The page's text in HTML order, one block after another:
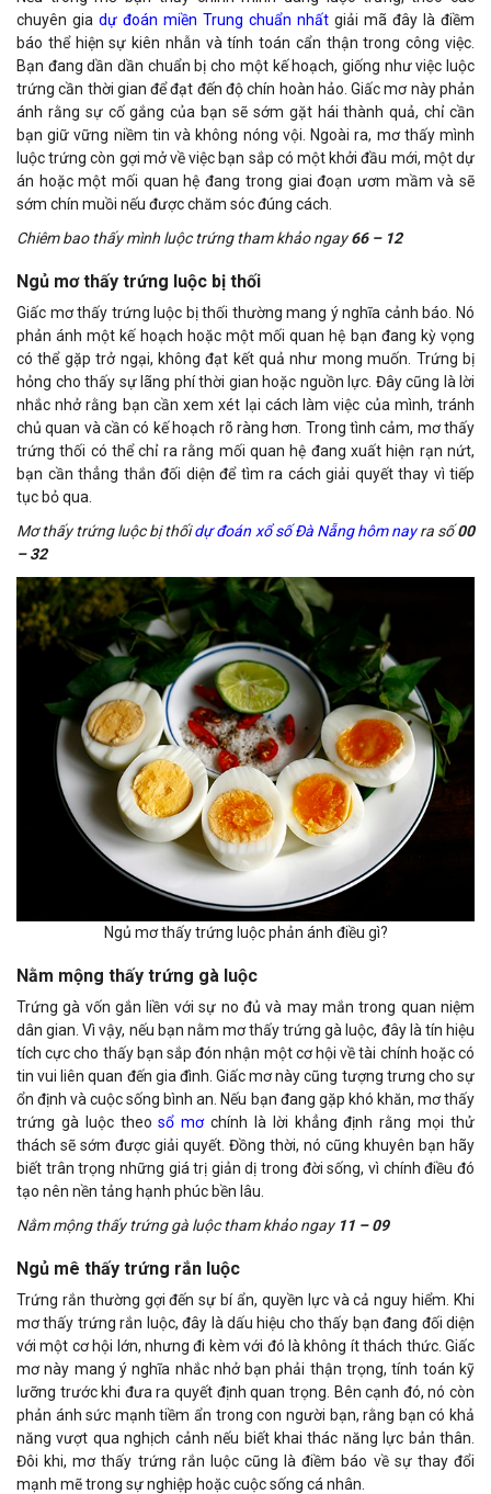
chuyên gia dự đoán miền Trung chuẩn nhất giải mã đây là điềm
báo thể hiện sự kiên nhẫn và tính toán cẩn thận trong công việc.
Bạn đang dần dần chuẩn bị cho một kế hoạch, giống như việc luộc
trứng cần thời gian để đạt đến độ chín hoàn hảo. Giấc mơ này phản
ánh rằng sự cố gắng của bạn sẽ sớm gặt hái thành quả, chỉ cần
bạn giữ vững niềm tin và không nóng vội. Ngoài ra, mơ thấy mình
luộc trứng còn gợi mở về việc bạn sắp có một khởi đầu mới, một dự
án hoặc một mối quan hệ đang trong giai đoạn ươm mầm và sẽ
sớm chín muồi nếu được chăm sóc đúng cách.
Chiêm bao thấy mình luộc trứng tham khảo ngay66 – 12
Ngủ mơ thấy trứng luộc bị thối
Giấc mơ thấy trứng luộc bị thối thường mang ý nghĩa cảnh báo. Nó
phản ánh một kế hoạch hoặc một mối quan hệ bạn đang kỳ vọng
có thể gặp trở ngại, không đạt kết quả như mong muốn. Trứng bị
hỏng cho thấy sự lãng phí thời gian hoặc nguồn lực. Đây cũng là lời
nhắc nhở rằng bạn cần xem xét lại cách làm việc của mình, tránh
chủ quan và cần có kế hoạch rõ ràng hơn. Trong tình cảm, mơ thấy
trứng thối có thể chỉ ra rằng mối quan hệ đang xuất hiện rạn nứt,
bạn cần thẳng thắn đối diện để tìm ra cách giải quyết thay vì tiếp
tục bỏ qua.
Mơ thấy trứng luộc bị thốidự đoán xổ số Đà Nẵng hôm nayra số00
– 32
Ngủ mơ thấy trứng luộc phản ánh điều gì?
Nằm mộng thấy trứng gà luộc
Trứng gà vốn gắn liền với sự no đủ và may mắn trong quan niệm
dân gian. Vì vậy, nếu bạn nằm mơ thấy trứng gà luộc, đây là tín hiệu
tích cực cho thấy bạn sắp đón nhận một cơ hội về tài chính hoặc có
tin vui liên quan đến gia đình. Giấc mơ này cũng tượng trưng cho sự
ổn định và cuộc sống bình an. Nếu bạn đang gặp khó khăn, mơ thấy
trứng gà luộc theosổ mơchính là lời khẳng định rằng mọi thử
thách sẽ sớm được giải quyết. Đồng thời, nó cũng khuyên bạn hãy
biết trân trọng những giá trị giản dị trong đời sống, vì chính điều đó
tạo nên nền tảng hạnh phúc bền lâu.
Nằm mộng thấy trứng gà luộc tham khảo ngay 11 – 09
Ngủ mê thấy trứng rắn luộc
Trứng rắn thường gợi đến sự bí ẩn, quyền lực và cả nguy hiểm. Khi
mơ thấy trứng rắn luộc, đây là dấu hiệu cho thấy bạn đang đối diện
với một cơ hội lớn, nhưng đi kèm với đó là không ít thách thức. Giấc
mơ này mang ý nghĩa nhắc nhở bạn phải thận trọng, tính toán kỹ
lưỡng trước khi đưa ra quyết định quan trọng. Bên cạnh đó, nó còn
phản ánh sức mạnh tiềm ẩn trong con người bạn, rằng bạn có khả
năng vượt qua nghịch cảnh nếu biết khai thác năng lực bản thân.
Đôi khi, mơ thấy trứng rắn luộc cũng là điềm báo về sự thay đổi
mạnh mẽ trong sự nghiệp hoặc cuộc sống cá nhân.